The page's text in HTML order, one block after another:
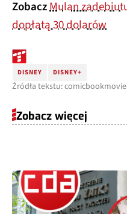
ZobaczMulan
dopłatą 30 dolarów
DISNEY DISNEY+
Źródła tekstu: comicbookmovie
Zobacz więcej